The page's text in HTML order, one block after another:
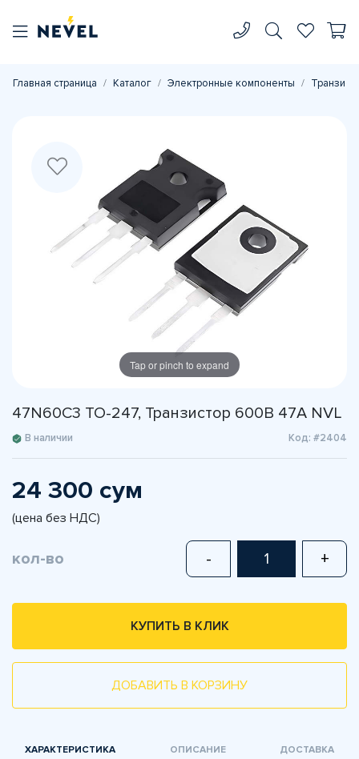
Главная страница Каталог Электронные компоненты
Tap or pinch to expand
47N60C3 TO-247, Транзистор 600В 47А NVL
В наличии Код: #2404
24 300 сум
(цена без НДС)
кол-во - +
КУПИТЬ В КЛИК
ДОБАВИТЬ В КОРЗИНУ
ХАРАКТЕРИСТИКА ОПИСАНИЕ ДОСТАВКА